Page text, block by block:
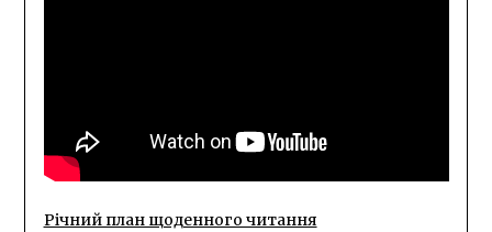
Річний план щоденного читання